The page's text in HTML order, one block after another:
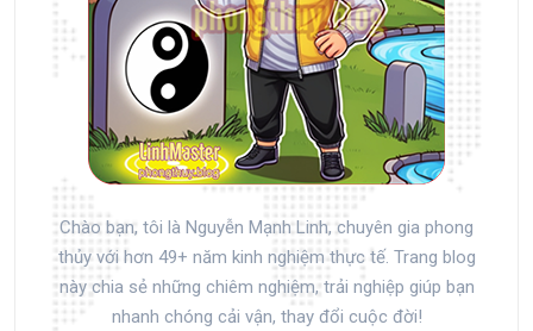
Chào bạn, tôi là Nguyễn Mạnh Linh, chuyên gia phong
thủy với hơn 49+ năm kinh nghiệm thực tế. Trang blog
này chia sẻ những chiêm nghiệm, trải nghiệp giúp bạn
nhanh chóng cải vận, thay đổi cuộc đời!